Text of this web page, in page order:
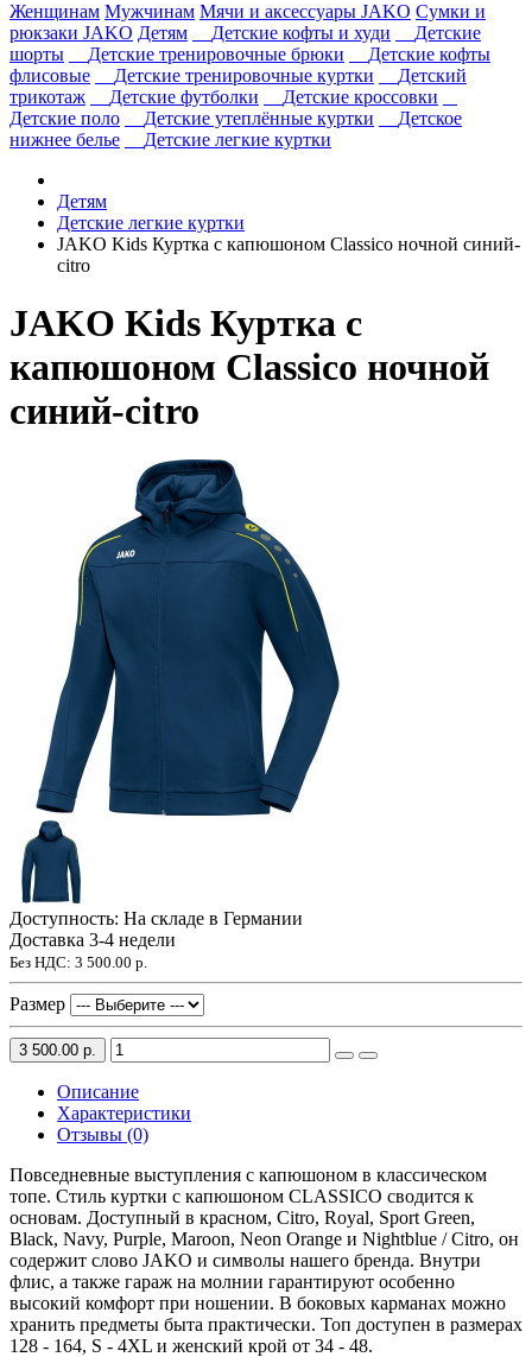
Женщинам Мужчинам Мячи и аксессуары JAKO Сумки и
рюкзаки JAKO Детям Детские кофты и худи
Детские
шорты
Детские тренировочные брюки
Детские кофты
флисовые
Детские тренировочные куртки
Детский
трикотаж
Детские футболки
Детские кроссовки
Детские поло
Детские утеплённые куртки
Детское
нижнее белье
Детские легкие куртки
Детям
Детские легкие куртки
JAKO Kids Куртка с капюшоном Classico ночной синий-
citro
JAKO Kids Куртка с
капюшоном Classico ночной
синий-citro
Доступность: На складе в Германии
Доставка 3-4 недели
Без НДС: 3 500.00 р.
Размер
3 500.00 р.
Описание
Характеристики
Отзывы (0)
Повседневные выступления с капюшоном в классическом
топе. Стиль куртки с капюшоном CLASSICO сводится к
основам. Доступный в красном, Citro, Royal, Sport Green,
Black, Navy, Purple, Maroon, Neon Orange и Nightblue / Citro, он
содержит слово JAKO и символы нашего бренда. Внутри
флис, а также гараж на молнии гарантируют особенно
высокий комфорт при ношении. В боковых карманах можно
хранить предметы быта практически. Топ доступен в размерах
128 - 164, S - 4XL и женский крой от 34 - 48.